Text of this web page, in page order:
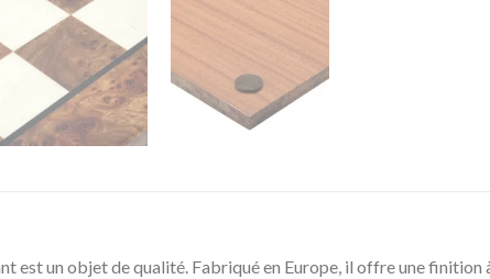
est un objet de qualité. Fabriqué en Europe, il offre une